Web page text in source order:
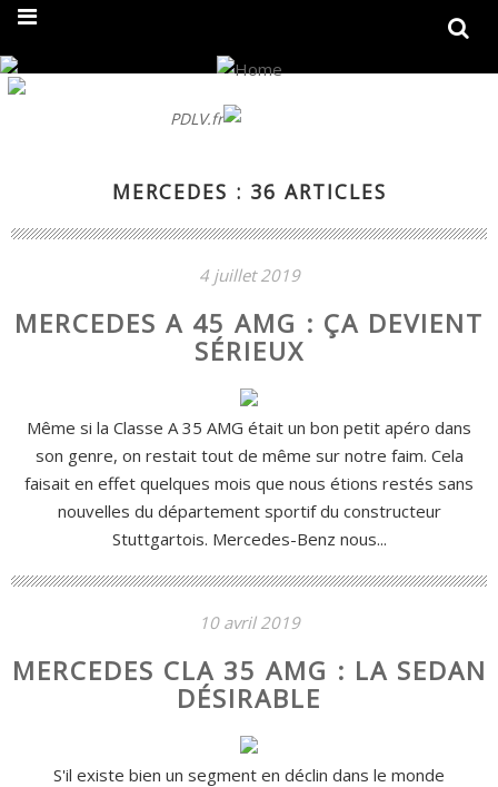
PDLV.fr
MERCEDES : 36 ARTICLES
4 juillet 2019
MERCEDES A 45 AMG : ÇA DEVIENT
SÉRIEUX
Même si la Classe A 35 AMG était un bon petit apéro dans
son genre, on restait tout de même sur notre faim. Cela
faisait en effet quelques mois que nous étions restés sans
nouvelles du département sportif du constructeur
Stuttgartois. Mercedes-Benz nous...
10 avril 2019
MERCEDES CLA 35 AMG : LA SEDAN
DÉSIRABLE
S'il existe bien un segment en déclin dans le monde